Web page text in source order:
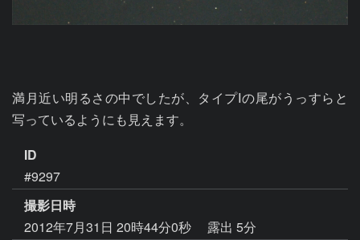
満月近い明るさの中でしたが、タイプⅠの尾がうっすらと
写っているようにも見えます。
ID
#9297
撮影日時
2012年7月31日 20時44分0秒
露出 5分